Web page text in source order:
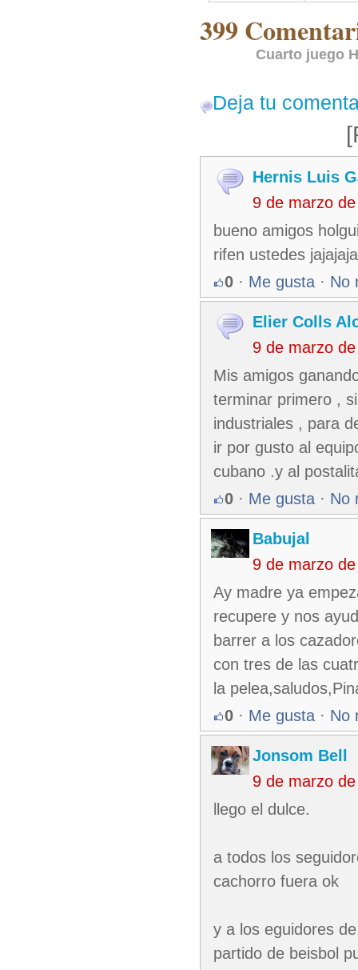
399
Cuarto juego
Deja tu
Hernis Luis
9 de marzo
bueno amigos
rifen ustedes
0 · Me gusta · No
Elier Colls
9 de marzo
Mis amigos
terminar primero ,
industriales , para
ir por gusto al
cubano .y al
0 · Me gusta · No
Babujal
9 de marzo
Ay madre ya
recupere y nos
barrer a los
con tres de las
la
0 · Me gusta · No
Jonsom Bell
9 de marzo
llego el dulce.
a todos los
cachorro fuera ok
y a los eguidores
partido de beisbol